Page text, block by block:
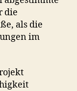
die
als die
im